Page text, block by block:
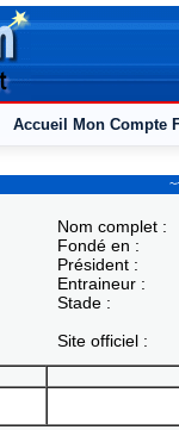
Accueil Mon Compte
Nom complet :
Fondé en :
Président :
Entraineur :
Stade :
Site officiel :